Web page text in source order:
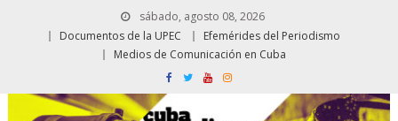
sábado, agosto 08, 2026
Documentos de la UPEC
Efemérides del Periodismo
Medios de Comunicación en Cuba